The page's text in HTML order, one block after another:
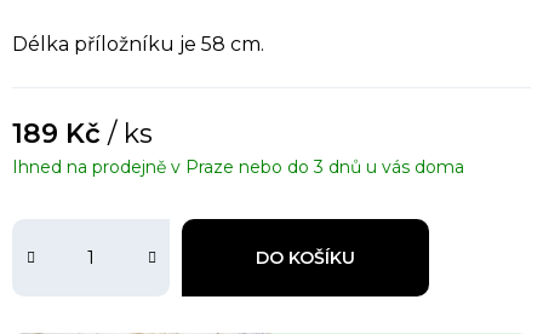
Délka příložníku je 58 cm.
189 Kč / ks
DO KOŠÍKU
Ihned na prodejně v Praze nebo do 3 dnů u vás doma